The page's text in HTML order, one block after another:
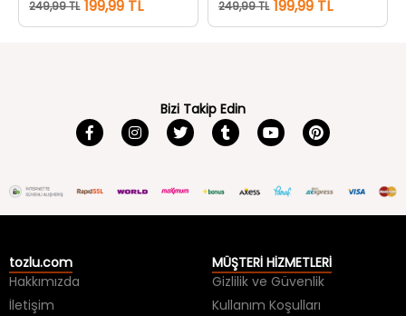
249,99 TL 199,99 TL 249,99 TL 199,99 TL
Bizi Takip Edin
tozlu.com
Hakkımızda
İletişim
MÜŞTERİ HİZMETLERİ
Gizlilik ve Güvenlik
Kullanım Koşulları